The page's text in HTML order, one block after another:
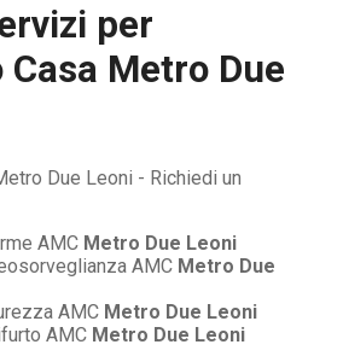
per
Metro Due
AMC Metro Due Leoni
AMC Metro Due
AMC Metro Due Leoni
AMC Metro Due Leoni